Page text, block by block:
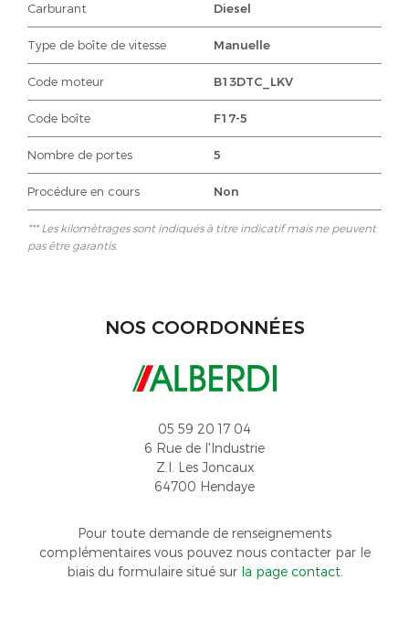
Carburant Diesel
Type de boîte de vitesse Manuelle
Code moteur B13DTC_LKV
Code boîte F17-5
Nombre de portes 5
Procédure en cours Non
*** Les kilomètrages sont indiqués à titre indicatif mais ne peuvent
pas être garantis.
NOS COORDONNÉES
05 59 20 17 04
6 Rue de l'Industrie
Z.I. Les Joncaux
64700 Hendaye
Pour toute demande de renseignements
complémentaires vous pouvez nous contacter par le
biais du formulaire situé sur la page contact.